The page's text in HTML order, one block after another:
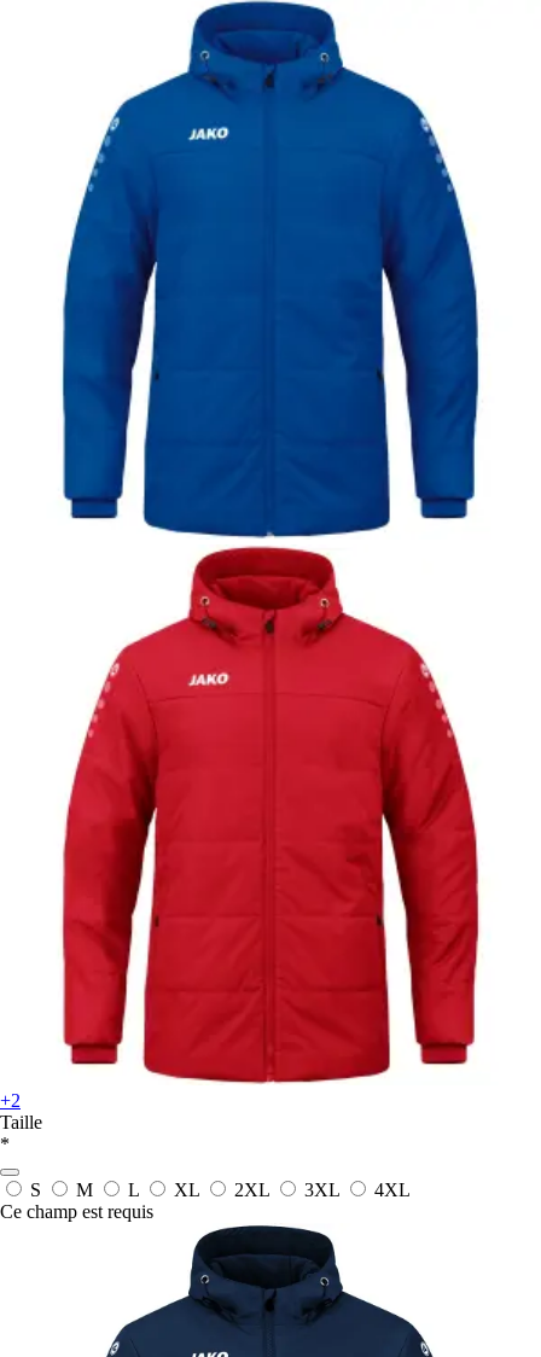
+2
Taille
*
S M L XL 2XL 3XL
4XL
Ce champ est requis